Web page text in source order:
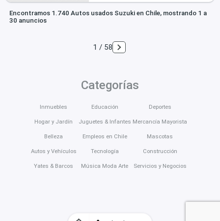
Encontramos 1.740 Autos usados Suzuki en Chile, mostrando 1 a
30 anuncios
1 / 58
Categorías
Inmuebles
Hogar y Jardín
Belleza
Autos y Vehículos
Yates & Barcos
Educación
Juguetes & Infantes
Empleos en Chile
Tecnología
Música Moda Arte
Deportes
Mercancía Mayorista
Mascotas
Construcción
Servicios y Negocios